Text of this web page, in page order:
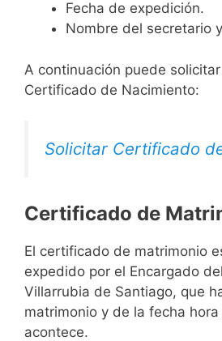
Fecha de expedición.
Nombre del secretario
A continuación puede
Certificado de Nacimiento:
Solicitar Certificado
Certificado de
El certificado de matrimonio
expedido por el Encargado
Villarrubia de Santiago, que
matrimonio y de la fecha
acontece.